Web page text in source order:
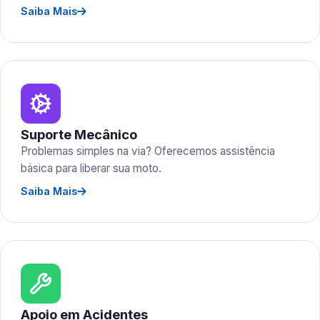
Saiba Mais
Suporte Mecânico
Problemas simples na via? Oferecemos assistência
básica para liberar sua moto.
Saiba Mais
Apoio em Acidentes